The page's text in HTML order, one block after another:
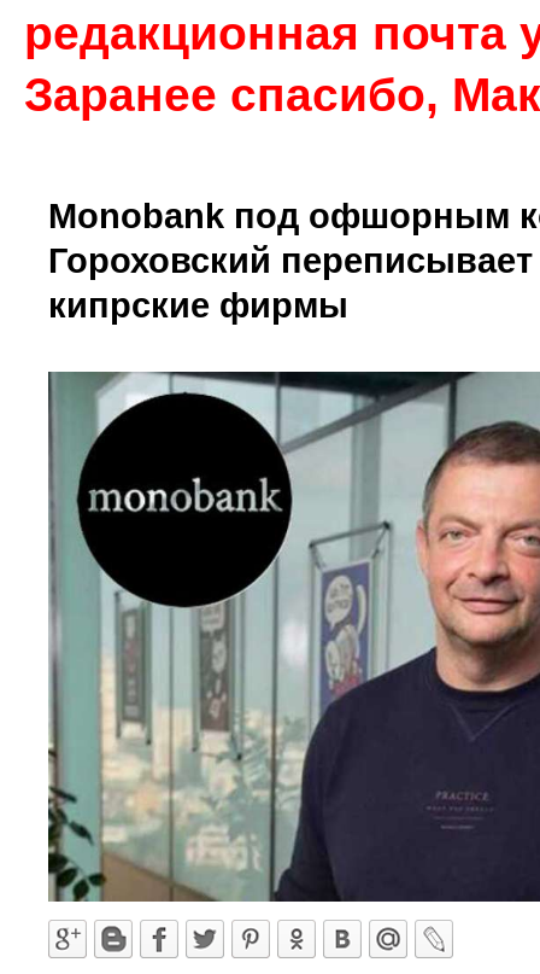
редакционная почта
Заранее спасибо,
Monobank под офшорным
Гороховский
кипрские фирмы